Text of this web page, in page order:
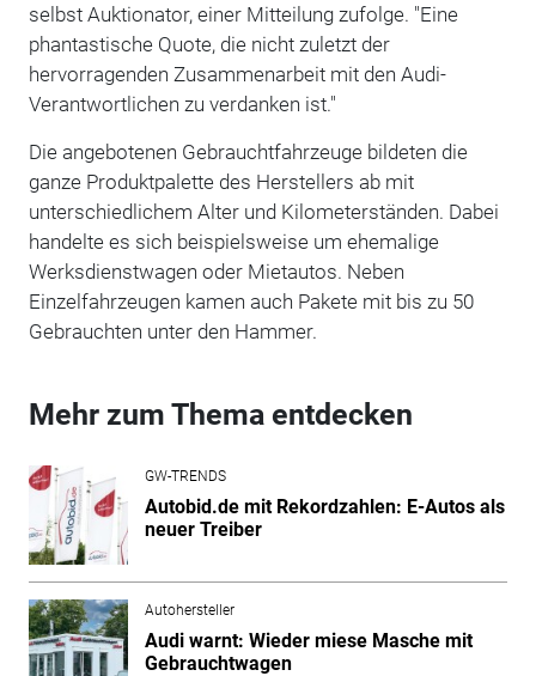
selbst Auktionator, einer Mitteilung zufolge. "Eine
phantastische Quote, die nicht zuletzt der
hervorragenden Zusammenarbeit mit den Audi-
Verantwortlichen zu verdanken ist."
Die angebotenen Gebrauchtfahrzeuge bildeten die
ganze Produktpalette des Herstellers ab mit
unterschiedlichem Alter und Kilometerständen. Dabei
handelte es sich beispielsweise um ehemalige
Werksdienstwagen oder Mietautos. Neben
Einzelfahrzeugen kamen auch Pakete mit bis zu 50
Gebrauchten unter den Hammer.
Mehr zum Thema entdecken
GW-TRENDS
Autobid.de mit Rekordzahlen: E-Autos als
neuer Treiber
Autohersteller
Audi warnt: Wieder miese Masche mit
Gebrauchtwagen